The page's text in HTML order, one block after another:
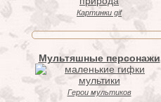
Картинки gif
Мультяшные персонажи
Герои мультиков